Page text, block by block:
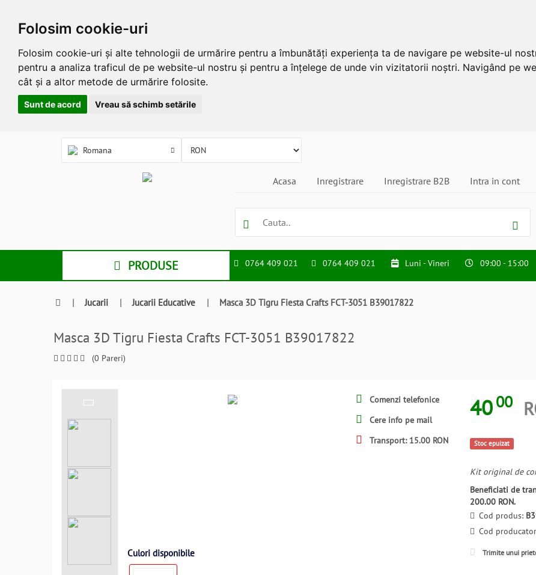
Folosim cookie-uri
Folosim cookie-uri și alte tehnologii de urmărire pentru a îmbunătăți experiența ta de navigare pe website-ul
pentru a analiza traficul de pe website-ul nostru și pentru a înțelege de unde vin vizitatorii noștri. Navigând pe
cât și a altor metode de urmărire folosite.
Sunt de acord Vreau să schimb setările
Romana
Acasa Inregistrare Inregistrare B2B Intra in cont
PRODUSE 0764 409 021 0764 409 021 Luni - Vineri 09:00 - 15:00
| Jucarii | Jucarii Educative | Masca 3D Tigru Fiesta Crafts FCT-3051 B39017822
Masca 3D Tigru Fiesta Crafts FCT-3051 B39017822
(0 Pareri)
Culori disponibile
Comenzi telefonice
Cere info pe mail
Transport: 15.00 RON
4000
Stoc epuizat
Kit original de
Beneficiati de
200.00 RON.
Cod produs:
Cod
Trimite unui